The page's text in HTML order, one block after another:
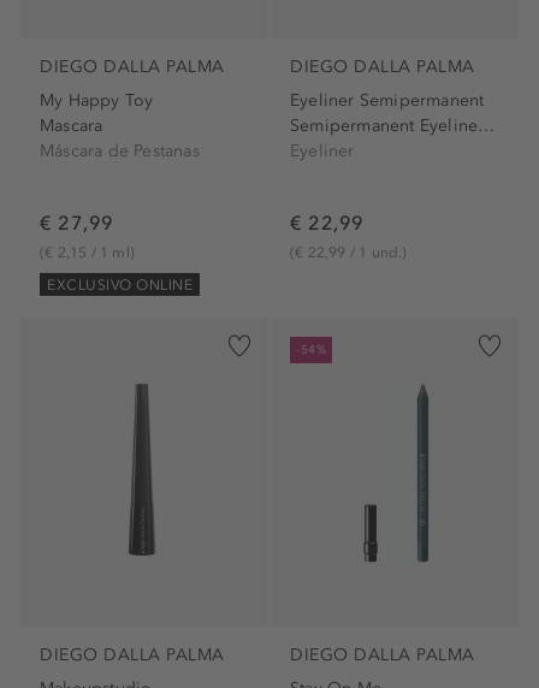
DIEGO DALLA PALMA
My Happy Toy
Mascara
Máscara de Pestanas
€ 27,99
(€ 2,15 / 1 ml)
EXCLUSIVO ONLINE
DIEGO DALLA PALMA
Eyeliner Semipermanent
Semipermanent Eyeliner Black
Eyeliner
€ 22,99
(€ 22,99 / 1 und.)
DIEGO DALLA PALMA
-54%
DIEGO DALLA PALMA